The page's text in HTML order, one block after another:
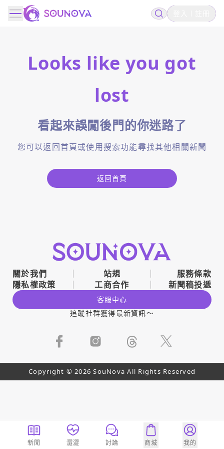
Looks like you got
lost
看起來誤闖後門的你迷路了
您可以返回首頁或使用搜索功能尋找其他相關新聞
返回首頁
關於我們 站規
服務條款
隱私權政策
工商合作 新聞稿投遞
客服中心
追蹤社群獲得最新資訊～
Copyright © 2026 SouNova All Rights Reserved
新聞 澀澀 討論 商城 我的